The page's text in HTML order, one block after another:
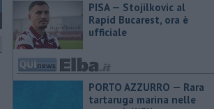
PISA — Stojilkovic al
Rapid Bucarest, ora è
ufficiale
PORTO AZZURRO — Rara
tartaruga marina nelle